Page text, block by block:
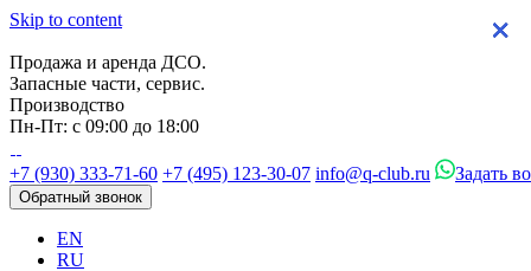
Skip to content
Продажа и аренда ДСО.
Запасные части, сервис.
Производство
Пн-Пт: с 09:00 до 18:00
+7 (930) 333-71-60 +7 (495) 123-30-07 info@q-club.ru Задать
Обратный звонок
EN
RU
×
×
×
×